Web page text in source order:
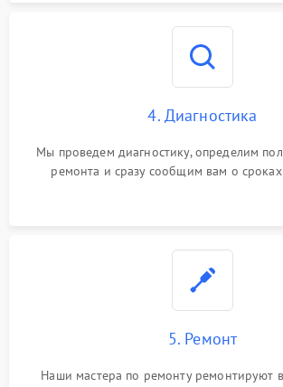
4. Диагностика
Мы проведем диагностику, определим
ремонта и сразу сообщим вам о
5. Ремонт
Наши мастера по ремонту ремонтируют